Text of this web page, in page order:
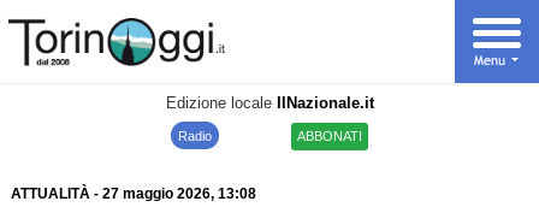
Edizione locale IlNazionale.it
Radio ABBONATI
ATTUALITÀ- 27 maggio 2026, 13:08